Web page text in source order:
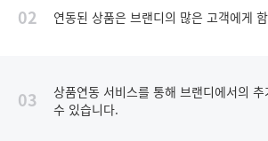
02 연동된 상품은 브랜디의 많은 고객에게
03
상품연동 서비스를 통해 브랜디에서의
수 있습니다.